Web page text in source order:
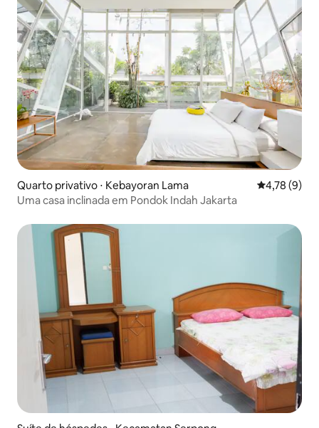
Quarto privativo ⋅ Kebayoran Lama 4,78 de
4,78 (9)
Uma casa inclinada em Pondok Indah Jakarta